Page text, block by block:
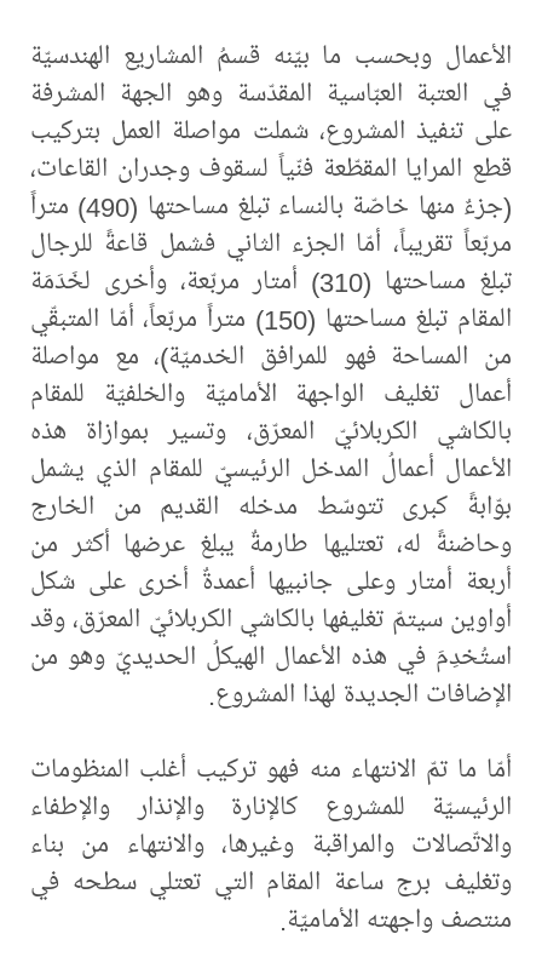
الأعمال وبحسب ما بيّنه قسمُ المشاريع الهندسيّة
في العتبة العبّاسية المقدّسة وهو الجهة المشرفة
على تنفيذ المشروع، شملت مواصلة العمل بتركيب
قطع المرايا المقطّعة فنّياً لسقوف وجدران القاعات،
(جزءٌ منها خاصّة بالنساء تبلغ مساحتها (490) متراً
مربّعاً تقريباً، أمّا الجزء الثاني فشمل قاعةً للرجال
تبلغ مساحتها (310) أمتار مربّعة، وأخرى لخَدَمَة
المقام تبلغ مساحتها (150) متراً مربّعاً، أمّا المتبقّي
من المساحة فهو للمرافق الخدميّة)، مع مواصلة
أعمال تغليف الواجهة الأماميّة والخلفيّة للمقام
بالكاشي الكربلائيّ المعرّق، وتسير بموازاة هذه
الأعمال أعمالُ المدخل الرئيسيّ للمقام الذي يشمل
بوّابةً كبرى تتوسّط مدخله القديم من الخارج
وحاضنةً له، تعتليها طارمةٌ يبلغ عرضها أكثر من
أربعة أمتار وعلى جانبيها أعمدةٌ أخرى على شكل
أواوين سيتمّ تغليفها بالكاشي الكربلائيّ المعرّق، وقد
استُخدِمَ في هذه الأعمال الهيكلُ الحديديّ وهو من
الإضافات الجديدة لهذا المشروع.
أمّا ما تمّ الانتهاء منه فهو تركيب أغلب المنظومات
الرئيسيّة للمشروع كالإنارة والإنذار والإطفاء
والاتّصالات والمراقبة وغيرها، والانتهاء من بناء
وتغليف برج ساعة المقام التي تعتلي سطحه في
منتصف واجهته الأماميّة.